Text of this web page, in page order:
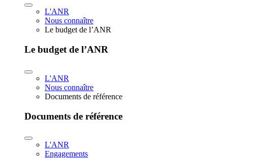
L'ANR
Nous connaître
Le budget de l’ANR
Le budget de l’ANR
L'ANR
Nous connaître
Documents de référence
Documents de référence
L'ANR
Engagements